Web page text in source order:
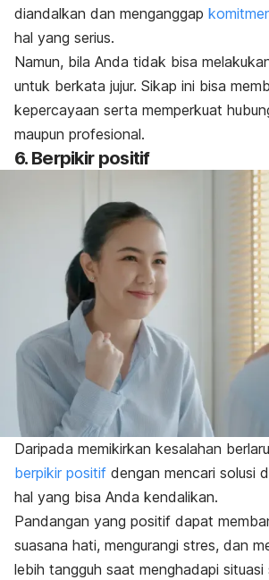
diandalkan dan menganggap
hal yang serius.
Namun, bila Anda tidak bisa
untuk berkata jujur. Sikap ini bisa
kepercayaan serta memperkuat
maupun profesional.
6. Berpikir positif
Daripada memikirkan kesalahan
berpikir positif dengan mencari solusi
hal yang bisa Anda kendalikan.
Pandangan yang positif dapat
suasana hati, mengurangi stres, dan
lebih tangguh saat menghadapi situasi